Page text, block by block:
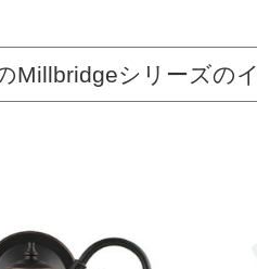
Millbridgeシリーズの